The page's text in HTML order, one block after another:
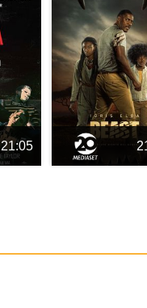
21:05